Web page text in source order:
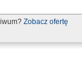
Zobacz ofertę